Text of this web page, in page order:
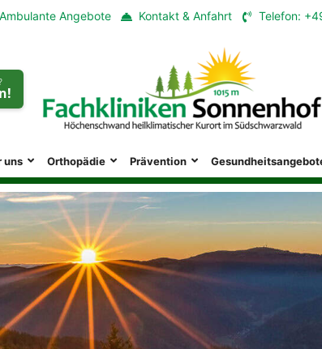
Ambulante Angebote Kontakt & Anfahrt Telefon:
uns Orthopädie Prävention